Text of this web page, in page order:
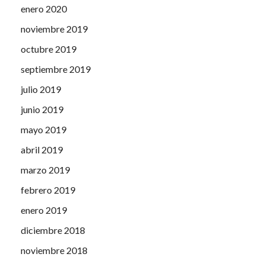
enero 2020
noviembre 2019
octubre 2019
septiembre 2019
julio 2019
junio 2019
mayo 2019
abril 2019
marzo 2019
febrero 2019
enero 2019
diciembre 2018
noviembre 2018